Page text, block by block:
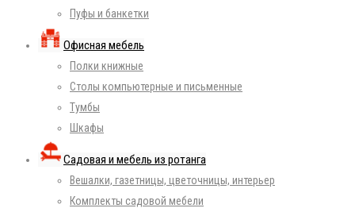
Пуфы и банкетки
Офисная мебель
Полки книжные
Столы компьютерные и письменные
Тумбы
Шкафы
Садовая и мебель из ротанга
Вешалки, газетницы, цветочницы, интерьер
Комплекты садовой мебели